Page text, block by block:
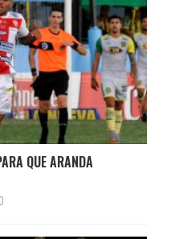
QUE ARANDA